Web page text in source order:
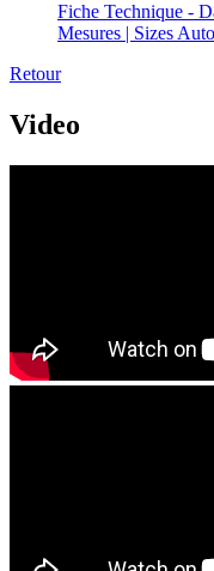
Fiche Technique -
Mesures | Sizes
Retour
Video